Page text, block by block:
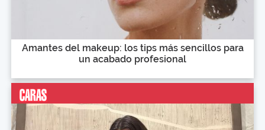
Amantes del makeup: los tips más sencillos para
un acabado profesional